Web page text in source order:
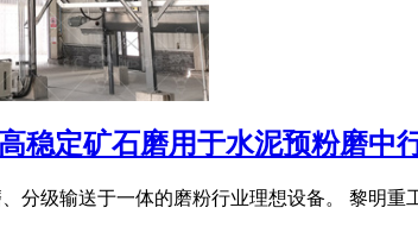
稳定矿石磨用于水泥预粉磨中
分级输送于一体的磨粉行业理想设备。 黎明